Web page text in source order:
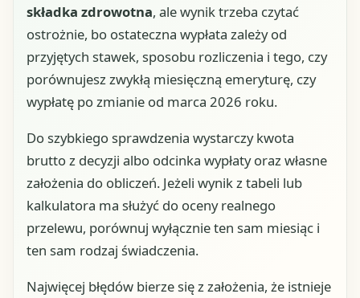
składka zdrowotna, ale wynik trzeba czytać
ostrożnie, bo ostateczna wypłata zależy od
przyjętych stawek, sposobu rozliczenia i tego, czy
porównujesz zwykłą miesięczną emeryturę, czy
wypłatę po zmianie od marca 2026 roku.
Do szybkiego sprawdzenia wystarczy kwota
brutto z decyzji albo odcinka wypłaty oraz własne
założenia do obliczeń. Jeżeli wynik z tabeli lub
kalkulatora ma służyć do oceny realnego
przelewu, porównuj wyłącznie ten sam miesiąc i
ten sam rodzaj świadczenia.
Najwięcej błędów bierze się z założenia, że istnieje